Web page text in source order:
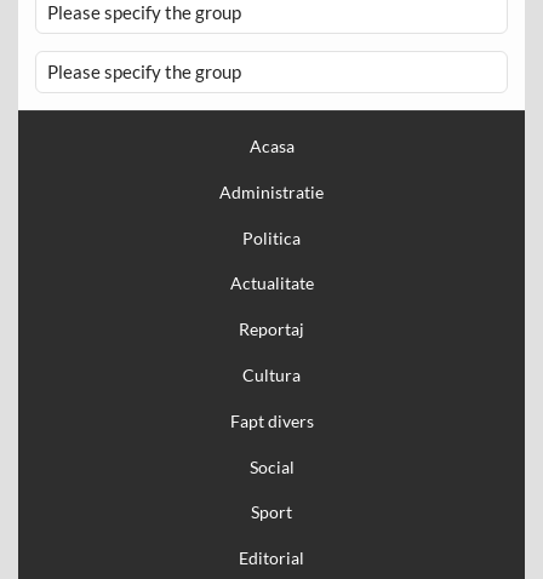
Please specify the group
Please specify the group
Acasa
Administratie
Politica
Actualitate
Reportaj
Cultura
Fapt divers
Social
Sport
Editorial